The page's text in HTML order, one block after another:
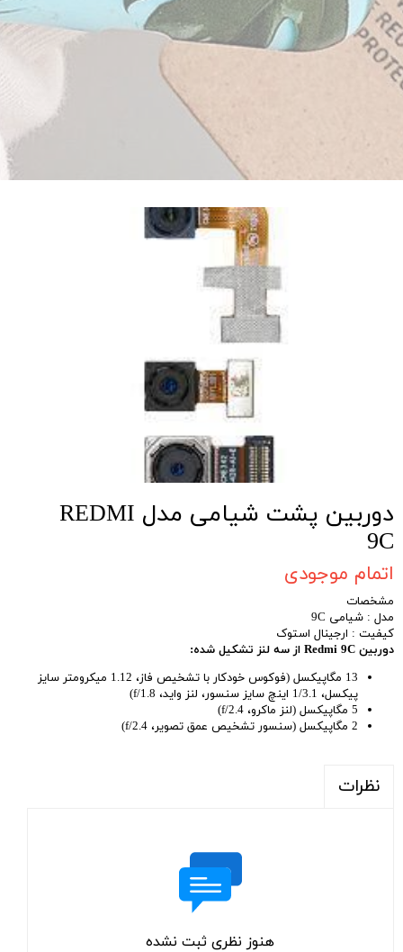
دوربین پشت شیامی مدل REDMI
9C
اتمام موجودی
مشخصات
مدل : شیامی 9C
کیفیت : ارجینال استوک
دوربین Redmi 9C
از سه لنز تشکیل شده:
13 مگاپیکسل (فوکوس خودکار با تشخیص فاز، 1.12 میکرومتر سایز
پیکسل، 1/3.1 اینچ سایز سنسور، لنز واید، f/1.8)
5 مگاپیکسل (لنز ماکرو، f/2.4)
2 مگاپیکسل (سنسور تشخیص عمق تصویر، f/2.4)
نظرات
هنوز نظری ثبت نشده